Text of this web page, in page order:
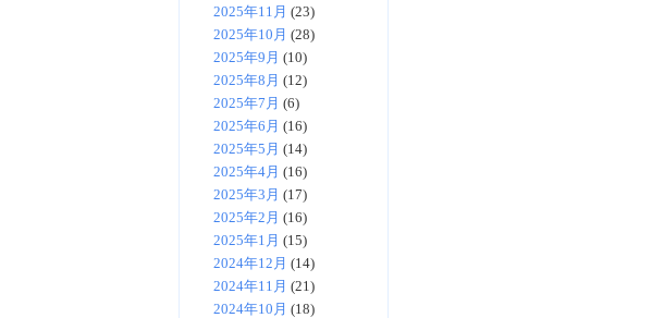
2025年11月 (23)
2025年10月 (28)
2025年9月 (10)
2025年8月 (12)
2025年7月 (6)
2025年6月 (16)
2025年5月 (14)
2025年4月 (16)
2025年3月 (17)
2025年2月 (16)
2025年1月 (15)
2024年12月 (14)
2024年11月 (21)
2024年10月 (18)